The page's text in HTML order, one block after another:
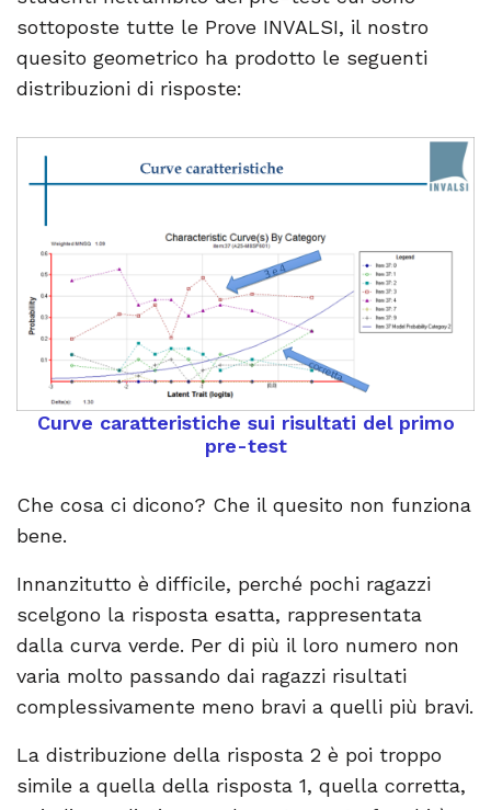
sottoposte tutte le Prove INVALSI, il nostro
quesito geometrico ha prodotto le seguenti
distribuzioni di risposte:
Curve caratteristiche sui risultati del primo
pre-test
Che cosa ci dicono? Che il quesito non funziona
bene.
Innanzitutto è difficile, perché pochi ragazzi
scelgono la risposta esatta, rappresentata
dalla curva verde. Per di più il loro numero non
varia molto passando dai ragazzi risultati
complessivamente meno bravi a quelli più bravi.
La distribuzione della risposta 2 è poi troppo
simile a quella della risposta 1, quella corretta,